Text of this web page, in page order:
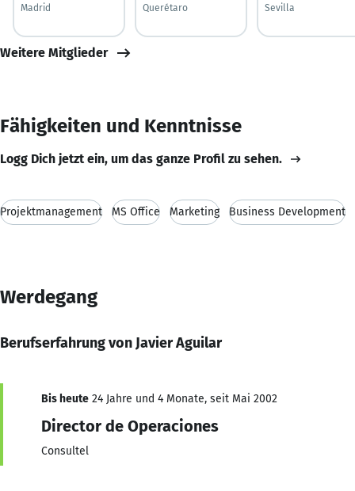
Madrid
Querétaro
Sevilla
Weitere Mitglieder
Fähigkeiten und Kenntnisse
Logg Dich jetzt ein, um das ganze Profil zu sehen.
Projektmanagement MS Office Marketing Business Development
Werdegang
Berufserfahrung von Javier Aguilar
Bis heute 24 Jahre und 4 Monate, seit Mai 2002
Director de Operaciones
Consultel